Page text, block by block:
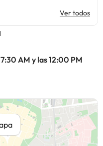
Ver todos
AM y las 12:00 PM